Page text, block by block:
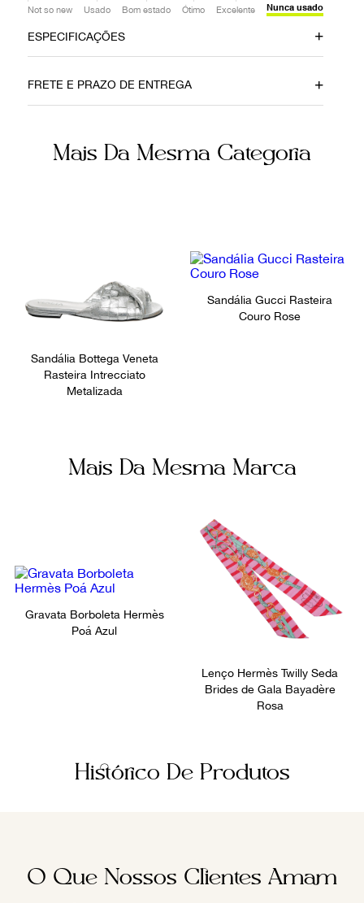
Not so new Usado Bom estado Ótimo Excelente Nunca usado
ESPECIFICAÇÕES
18022019 Borracha
Preto FPNYAGQ
FRETE E PRAZO DE ENTREGA
Mais Da Mesma Categoria
Sandália Bottega Veneta
Rasteira Intrecciato
Metalizada
Sandália Gucci Rasteira
Couro Rose
Mais Da Mesma Marca
Gravata Borboleta Hermès
Poá Azul
Lenço Hermès Twilly Seda
Brides de Gala Bayadère
Rosa
Histórico De Produtos
O Que Nossos Clientes Amam